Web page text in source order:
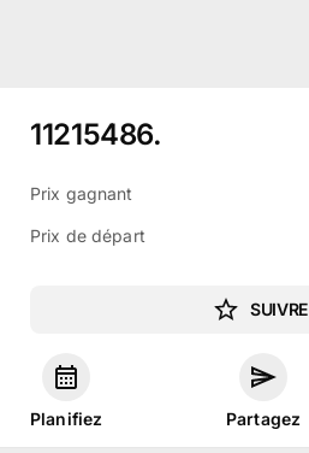
11215486.
Prix gagnant
Prix de départ
SUIVRE
Planifiez Partagez